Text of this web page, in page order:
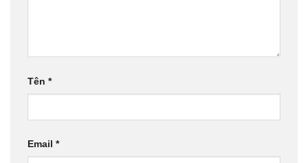
Tên *
Email *